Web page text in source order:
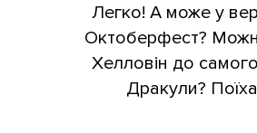
Легко! А може у
Октоберфест?
Хелловін до
Дракули?